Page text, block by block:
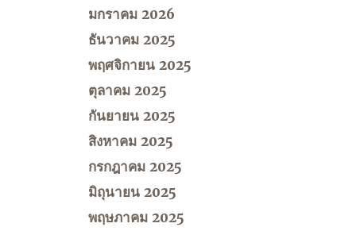
มกราคม 2026
ธันวาคม 2025
พฤศจิกายน 2025
ตุลาคม 2025
กันยายน 2025
สิงหาคม 2025
กรกฎาคม 2025
มิถุนายน 2025
พฤษภาคม 2025